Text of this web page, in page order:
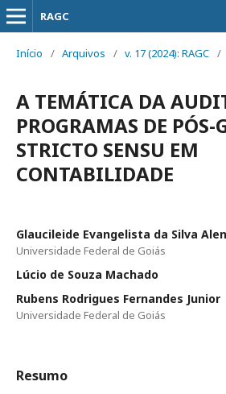
RAGC
Início / Arquivos / v. 17 (2024): RAGC /
A TEMÁTICA DA
PROGRAMAS DE PÓS-
STRICTO SENSU EM
CONTABILIDADE
Glaucileide Evangelista da Silva
Universidade Federal de Goiás
Lúcio de Souza Machado
Rubens Rodrigues Fernandes Junior
Universidade Federal de Goiás
Resumo